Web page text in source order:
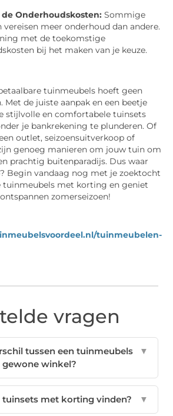
Onderhoudskosten: Sommige
vereisen meer onderhoud dan andere.
met de toekomstige
bij het maken van je keuze.
tuinmeubels hoeft geen
Met de juiste aanpak en een beetje
stijlvolle en comfortabele tuinsets
je bankrekening te plunderen. Of
outlet, seizoensuitverkoop of
genoeg manieren om jouw tuin om
prachtig buitenparadijs. Dus waar
Begin vandaag nog met je zoektocht
tuinmeubels met korting en geniet
zomerseizoen!
tuinmeubelen-
vragen
tussen een tuinmeubels
winkel?
▼
tuinsets met korting vinden? ▼